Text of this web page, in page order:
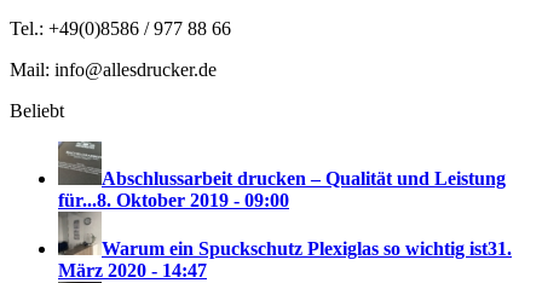
Tel.: +49(0)8586 / 977 88 66
Mail: info@allesdrucker.de
Beliebt
Abschlussarbeit drucken – Qualität und Leistung
für...8. Oktober 2019 - 09:00
Warum ein Spuckschutz Plexiglas so wichtig ist31.
März 2020 - 14:47